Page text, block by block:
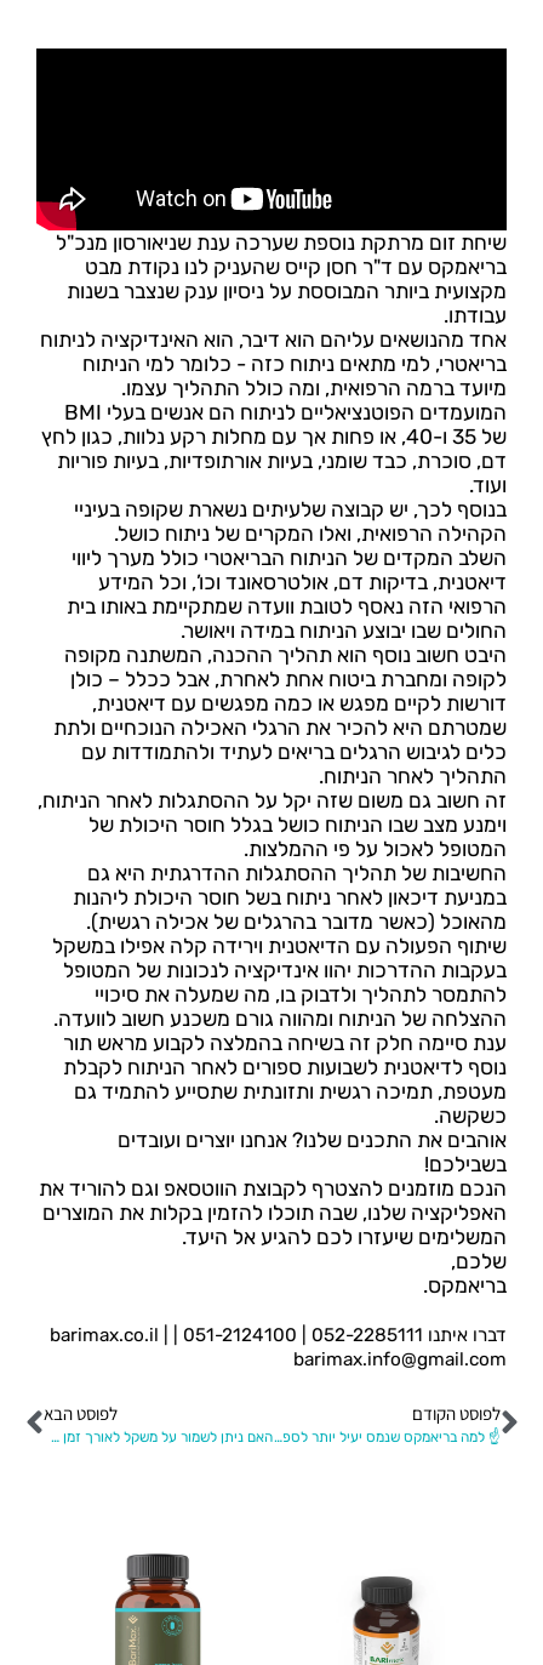
שיחת זום מרתקת נוספת שערכה ענת שניאורסון מנכ"ל
בריאמקס עם ד"ר חסן קייס שהעניק לנו נקודת מבט
מקצועית ביותר המבוססת על ניסיון ענק שנצבר בשנות
עבודתו.
אחד מהנושאים עליהם הוא דיבר, הוא האינדיקציה לניתוח
בריאטרי, למי מתאים ניתוח כזה - כלומר למי הניתוח
מיועד ברמה הרפואית, ומה כולל התהליך עצמו.
המועמדים הפוטנציאליים לניתוח הם אנשים בעלי BMI
של 35 ו-40, או פחות אך עם מחלות רקע נלוות, כגון לחץ
דם, סוכרת, כבד שומני, בעיות אורתופדיות, בעיות פוריות
ועוד.
בנוסף לכך, יש קבוצה שלעיתים נשארת שקופה בעיניי
הקהילה הרפואית, ואלו המקרים של ניתוח כושל.
השלב המקדים של הניתוח הבריאטרי כולל מערך ליווי
דיאטנית, בדיקות דם, אולטרסאונד וכו’, וכל המידע
הרפואי הזה נאסף לטובת וועדה שמתקיימת באותו בית
החולים שבו יבוצע הניתוח במידה ויאושר.
היבט חשוב נוסף הוא תהליך ההכנה, המשתנה מקופה
לקופה ומחברת ביטוח אחת לאחרת, אבל ככלל – כולן
דורשות לקיים מפגש או כמה מפגשים עם דיאטנית,
שמטרתם היא להכיר את הרגלי האכילה הנוכחיים ולתת
כלים לגיבוש הרגלים בריאים לעתיד ולהתמודדות עם
התהליך לאחר הניתוח.
זה חשוב גם משום שזה יקל על ההסתגלות לאחר הניתוח,
וימנע מצב שבו הניתוח כושל בגלל חוסר היכולת של
המטופל לאכול על פי ההמלצות.
החשיבות של תהליך ההסתגלות ההדרגתית היא גם
במניעת דיכאון לאחר ניתוח בשל חוסר היכולת ליהנות
מהאוכל (כאשר מדובר בהרגלים של אכילה רגשית).
שיתוף הפעולה עם הדיאטנית וירידה קלה אפילו במשקל
בעקבות ההדרכות יהוו אינדיקציה לנכונות של המטופל
להתמסר לתהליך ולדבוק בו, מה שמעלה את סיכויי
ההצלחה של הניתוח ומהווה גורם משכנע חשוב לוועדה.
ענת סיימה חלק זה בשיחה בהמלצה לקבוע מראש תור
נוסף לדיאטנית לשבועות ספורים לאחר הניתוח לקבלת
מעטפת, תמיכה רגשית ותזונתית שתסייע להתמיד גם
כשקשה.
אוהבים את התכנים שלנו? אנחנו יוצרים ועובדים
בשבילכם!
הנכם מוזמנים להצטרף לקבוצת הווטסאפ וגם להוריד את
האפליקציה שלנו, שבה תוכלו להזמין בקלות את המוצרים
המשלימים שיעזרו לכם להגיע אל היעד.
שלכם,
בריאמקס.
דברו איתנו 052-2285111 | 051-2124100 | barimax.co.il |
barimax.info@gmail.com
לפוסט הקודם
☝️ למה בריאמקס שנמס יעיל יותר לספיגה.
לפוסט הבא
האם ניתן לשמור על משקל לאורך זמן אחרי ניתוח קיצר קיבה